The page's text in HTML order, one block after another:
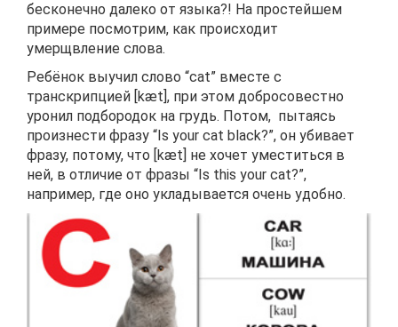
бесконечно далеко от языка?! На простейшем
примере посмотрим, как происходит
умерщвление слова.
Ребёнок выучил слово “cat” вместе с
транскрипцией [kæt], при этом добросовестно
уронил подбородок на грудь. Потом, пытаясь
произнести фразу “Is your cat black?”, он убивает
фразу, потому, что [kæt] не хочет уместиться в
ней, в отличие от фразы “Is this your cat?”,
например, где оно укладывается очень удобно.